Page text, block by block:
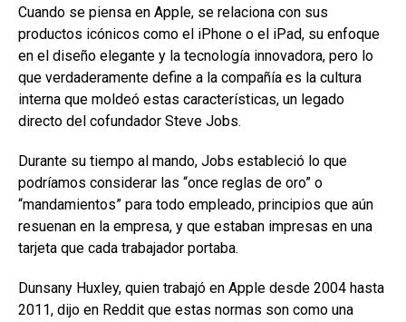
Cuando se piensa en Apple, se relaciona con sus
productos icónicos como el iPhone o el iPad, su enfoque
en el diseño elegante y la tecnología innovadora, pero lo
que verdaderamente define a la compañía es la cultura
interna que moldeó estas características, un legado
directo del cofundador Steve Jobs.
Durante su tiempo al mando, Jobs estableció lo que
podríamos considerar las “once reglas de oro” o
“mandamientos” para todo empleado, principios que aún
resuenan en la empresa, y que estaban impresas en una
tarjeta que cada trabajador portaba.
Dunsany Huxley, quien trabajó en Apple desde 2004 hasta
2011, dijo en Reddit que estas normas son como una